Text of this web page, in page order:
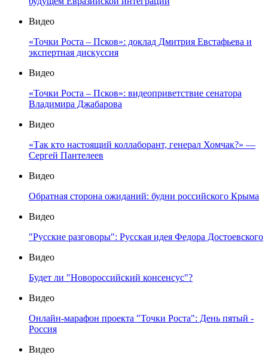
Видео
«Точки Роста – Псков»: доклад Дмитрия Евстафьева и
экспертная дискуссия
Видео
«Точки Роста – Псков»: видеоприветствие сенатора
Владимира Джабарова
Видео
«Так кто настоящий коллаборант, генерал Хомчак?» —
Сергей Пантелеев
Видео
Обратная сторона ожиданий: будни российского Крыма
Видео
"Русские разговоры": Русская идея Федора Достоевского
Видео
Будет ли "Новороссийский консенсус"?
Видео
Онлайн-марафон проекта "Точки Роста": День пятый -
Россия
Видео